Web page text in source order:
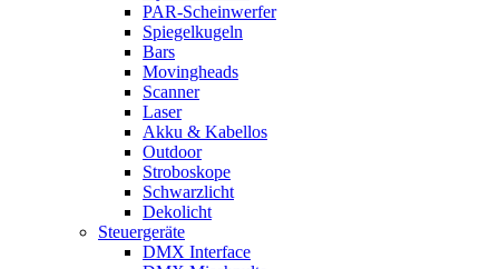
PAR-Scheinwerfer
Spiegelkugeln
Bars
Movingheads
Scanner
Laser
Akku & Kabellos
Outdoor
Stroboskope
Schwarzlicht
Dekolicht
Steuergeräte
DMX Interface